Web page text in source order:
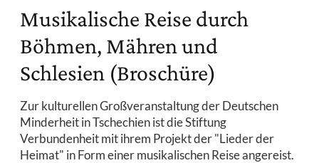
Musikalische Reise durch
Böhmen, Mähren und
Schlesien (Broschüre)
Zur kulturellen Großveranstaltung der Deutschen
Minderheit in Tschechien ist die Stiftung
Verbundenheit mit ihrem Projekt der "Lieder der
Heimat" in Form einer musikalischen Reise angereist.